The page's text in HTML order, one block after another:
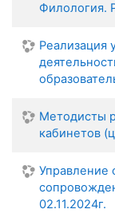
Филология.
Реализация
Методисты
кабинетов
Управление
02.11.2024г.